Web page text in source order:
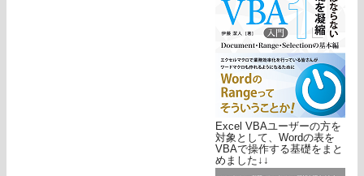
Excel VBAユーザーの方を
対象として、Wordの表を
VBAで操作する基礎をまと
めました↓↓